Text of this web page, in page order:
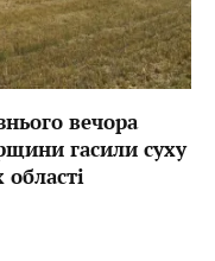
вечора
гасили суху
області